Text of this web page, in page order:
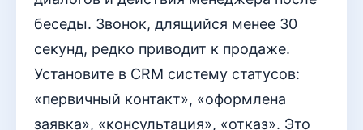
беседы. Звонок, длящийся менее 30
секунд, редко приводит к продаже.
Установите в CRM систему статусов:
«первичный контакт», «оформлена
заявка», «консультация», «отказ». Это